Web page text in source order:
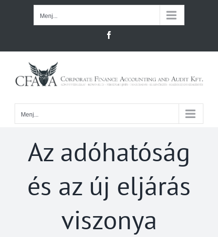
Menj...
Menj...
Az adóhatóság
és az új eljárás
viszonya